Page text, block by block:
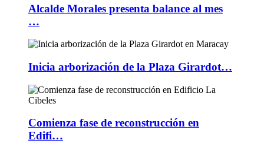
Alcalde Morales presenta balance al mes
…
Inicia arborización de la Plaza Girardot…
Comienza fase de reconstrucción en
Edifi…